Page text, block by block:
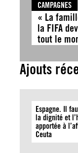
CAMPAGNES
« La
la FIFA
tout le
Ajouts
Espagne. Il
la dignité et
apportée à
Ceuta